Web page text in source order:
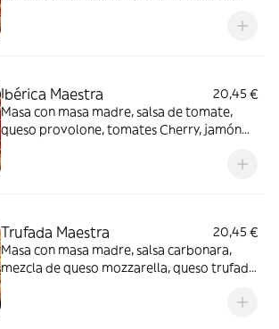
Ibérica Maestra
20,45 €
Masa con masa madre, salsa de tomate,
queso provolone, tomates Cherry, jamón
Trufada Maestra
20,45 €
Masa con masa madre, salsa carbonara,
mezcla de queso mozzarella, queso trufado